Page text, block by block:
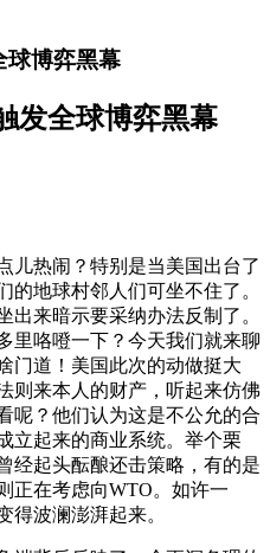
球博弈黑幕
发全球博弈黑幕
热闹？特别是当美国出台了
的地球村邻人们可坐不住了。
出来暗示要采纳办法反制了。
里咯噔一下？今天我们就来聊
门道！美国此次的动做挺大
则来本人的财产，听起来仿佛
呢？他们认为这是不公允的合
立起来的商业系统。举个栗
经起头酝酿还击策略，有的是
正在考虑向WTO。如许一
得波澜澎湃起来。